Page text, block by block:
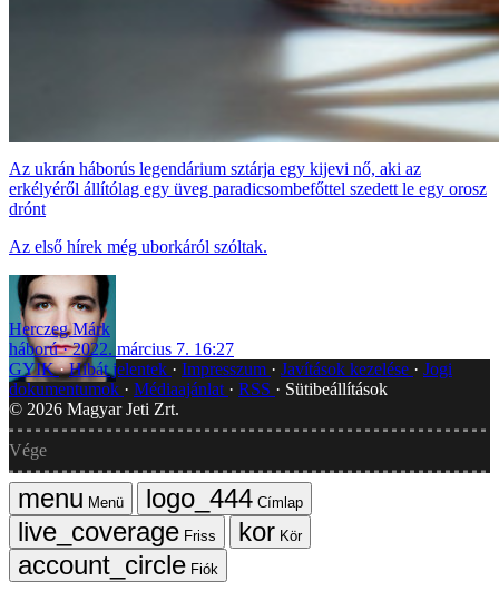
Az ukrán háborús legendárium sztárja egy kijevi nő, aki az
erkélyéről állítólag egy üveg paradicsombefőttel szedett le egy orosz
drónt
Az első hírek még uborkáról szóltak.
Herczeg Márk
háború
2022. március 7. 16:27
GYIK Hibát jelentek Impresszum Javítások kezelése
Jogi
dokumentumok
Médiaajánlat RSS
Sütibeállítások
© 2026 Magyar Jeti Zrt.
Vége
Menü
Címlap
Friss
Kör
Fiók